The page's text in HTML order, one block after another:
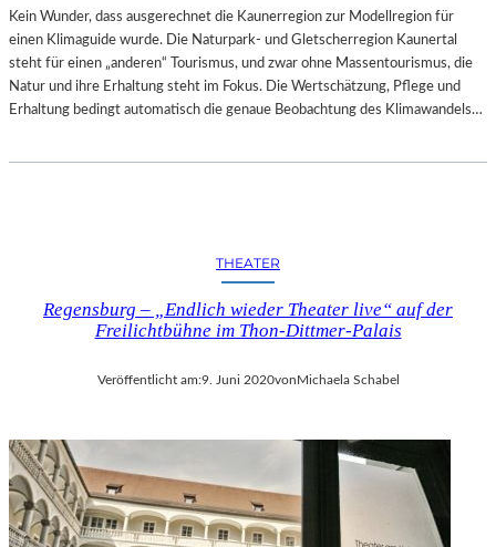
P
U
R
P
L
R
L
I
N
E
W
O
H
Kein Wunder, dass ausgerechnet die Kaunerregion zur Modellregion für
einen Klimaguide wurde. Die Naturpark- und Gletscherregion Kaunertal
steht für einen „anderen“ Tourismus, und zwar ohne Massentourismus, die
Natur und ihre Erhaltung steht im Fokus. Die Wertschätzung, Pflege und
Erhaltung bedingt automatisch die genaue Beobachtung des Klimawandels…
THEATER
Regensburg – „Endlich wieder Theater live“ auf der
Freilichtbühne im Thon-Dittmer-Palais
Veröffentlicht am:9. Juni 2020vonMichaela Schabel